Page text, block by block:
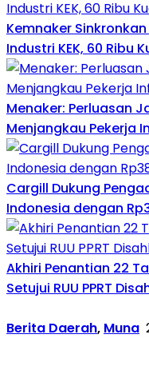
Kemnaker
Industri KEK, 60 Ribu
Menaker: Perluasan
Menjangkau Pekerja
Cargill Dukung
Indonesia dengan
Akhiri Penantian 22
Setujui RUU PPRT
Berita Daerah, Muna